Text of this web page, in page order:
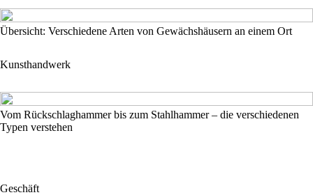
Übersicht: Verschiedene Arten von Gewächshäusern an einem Ort
Kunsthandwerk
Vom Rückschlaghammer bis zum Stahlhammer – die verschiedenen
Typen verstehen
Geschäft